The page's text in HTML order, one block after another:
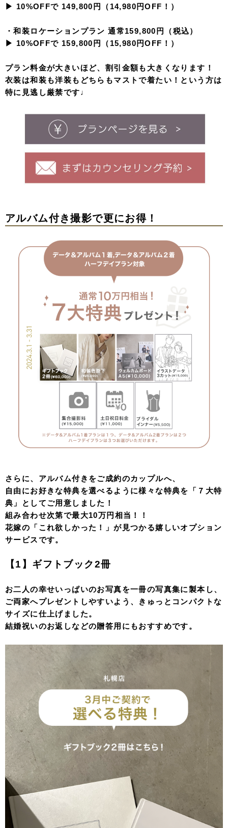
▶︎ 10%OFFで 149,800円（14,980円OFF！）
・和装ロケーションプラン 通常159,800円（税込）
▶︎ 10%OFFで 159,800円（15,980円OFF！）
プラン料金が大きいほど、割引金額も大きくなります！
衣装は和装も洋装もどちらもマストで着たい！という方は
特に見逃し厳禁です♩
アルバム付き撮影で更にお得！
さらに、アルバム付きをご成約のカップルへ、
自由にお好きな特典を選べるように様々な特典を「７大特
典」としてご用意しました！
組み合わせ次第で最大10万円相当！！
花嫁の「これ欲しかった！」が見つかる嬉しいオプション
サービスです。
【1】ギフトブック2冊
お二人の幸せいっぱいのお写真を一冊の写真集に製本し、
ご両家へプレゼントしやすいよう、きゅっとコンパクトな
サイズに仕上げました。
結婚祝いのお返しなどの贈答用にもおすすめです。